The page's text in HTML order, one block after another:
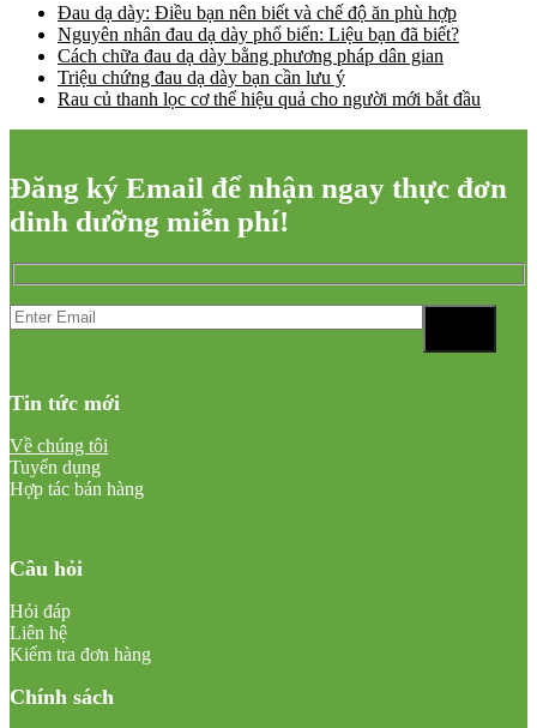
Đau dạ dày: Điều bạn nên biết và chế độ ăn phù hợp
Nguyên nhân đau dạ dày phổ biến: Liệu bạn đã biết?
Cách chữa đau dạ dày bằng phương pháp dân gian
Triệu chứng đau dạ dày bạn cần lưu ý
Rau củ thanh lọc cơ thể hiệu quả cho người mới bắt đầu
Đăng ký Email để nhận ngay thực đơn
dinh dưỡng miễn phí!
Tin tức mới
Về chúng tôi
Tuyển dụng
Hợp tác bán hàng
Câu hỏi
Hỏi đáp
Liên hệ
Kiểm tra đơn hàng
Chính sách